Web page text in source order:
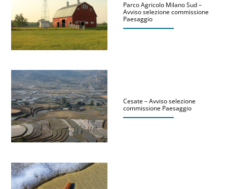
Parco Agricolo Milano Sud –
Avviso selezione commissione
Paesaggio
Cesate – Avviso selezione
commissione Paesaggio